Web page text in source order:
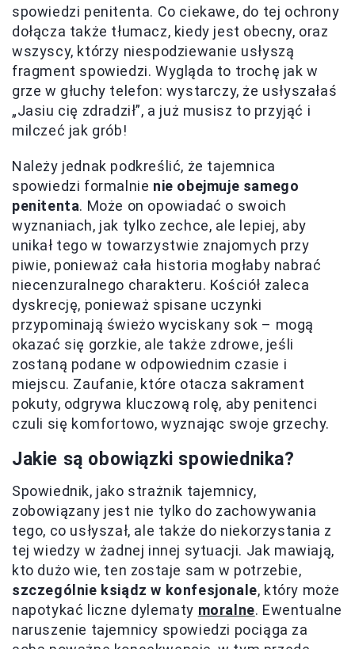
spowiedzi penitenta. Co ciekawe, do tej ochrony
dołącza także tłumacz, kiedy jest obecny, oraz
wszyscy, którzy niespodziewanie usłyszą
fragment spowiedzi. Wygląda to trochę jak w
grze w głuchy telefon: wystarczy, że usłyszałaś
„Jasiu cię zdradził”, a już musisz to przyjąć i
milczeć jak grób!
Należy jednak podkreślić, że tajemnica
spowiedzi formalnie nie obejmuje samego
penitenta. Może on opowiadać o swoich
wyznaniach, jak tylko zechce, ale lepiej, aby
unikał tego w towarzystwie znajomych przy
piwie, ponieważ cała historia mogłaby nabrać
niecenzuralnego charakteru. Kościół zaleca
dyskrecję, ponieważ spisane uczynki
przypominają świeżo wyciskany sok – mogą
okazać się gorzkie, ale także zdrowe, jeśli
zostaną podane w odpowiednim czasie i
miejscu. Zaufanie, które otacza sakrament
pokuty, odgrywa kluczową rolę, aby penitenci
czuli się komfortowo, wyznając swoje grzechy.
Jakie są obowiązki spowiednika?
Spowiednik, jako strażnik tajemnicy,
zobowiązany jest nie tylko do zachowywania
tego, co usłyszał, ale także do niekorzystania z
tej wiedzy w żadnej innej sytuacji. Jak mawiają,
kto dużo wie, ten zostaje sam w potrzebie,
szczególnie ksiądz w konfesjonale, który może
napotykać liczne dylematy moralne. Ewentualne
naruszenie tajemnicy spowiedzi pociąga za